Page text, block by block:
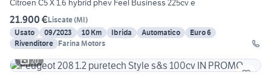
Citroen C5 X 1.6 hybrid phev Feel Business 225cv e
21.900 €Liscate(MI)
Usato
09/2023 10 Km Ibrida Automatico
Euro 6
Rivenditore Farina Motors
20